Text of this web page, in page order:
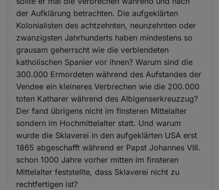
der Aufklärung betrachten. Die aufgeklärten
Kolonialisten des achtzehnten, neunzehnten oder
zwanzigsten Jahrhunderts haben mindestens so
grausam geherrscht wie die verblendeten
katholischen Spanier vor ihnen? Warum sind die
300.000 Ermordeten während des Aufstandes der
Vendee ein kleineres Verbrechen wie die 200.000
toten Katharer während des Albigenserkreuzzug?
Der fand übrigens nicht im finsteren Mittelalter
sondern im Hochmittelalter statt. Und warum
wurde die Sklaverei in den aufgeklärten USA erst
1865 abgeschafft während er Papst Johannes VIII.
schon 1000 Jahre vorher mitten im finsteren
Mittelalter feststellte, dass Sklaverei nicht zu
rechtfertigen ist?